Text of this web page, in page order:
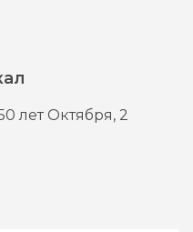
лет Октября, 2